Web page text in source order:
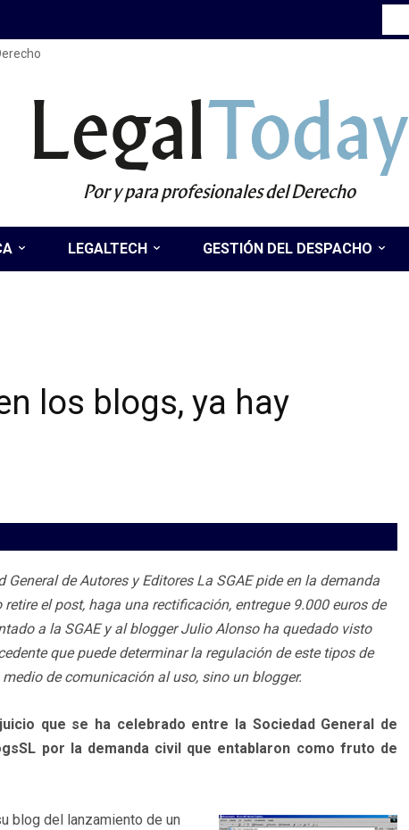
LegalToday
Por y para profesionales del Derecho
LEGALTECH GESTIÓN DEL DESPACHO
los blogs, ya hay
de Autores y Editores La SGAE pide en la demanda
el post, haga una rectificación, entregue 9.000 euros de
a la SGAE y al blogger Julio Alonso ha quedado visto
que puede determinar la regulación de este tipos de
de comunicación al uso, sino un blogger.
que se ha celebrado entre la Sociedad General de
por la demanda civil que entablaron como fruto de
blog del lanzamiento de un